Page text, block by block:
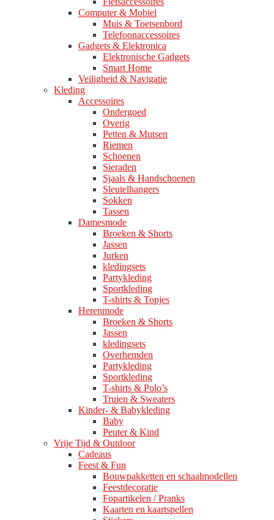
Computer & Mobiel
Muis & Toetsenbord
Telefoonaccessoires
Gadgets & Elektronica
Elektronische Gadgets
Smart Home
Veiligheid & Navigatie
Kleding
Accessoires
Ondergoed
Overig
Petten & Mutsen
Riemen
Schoenen
Sieraden
Sjaals & Handschoenen
Sleutelhangers
Sokken
Tassen
Damesmode
Broeken & Shorts
Jassen
Jurken
kledingsets
Partykleding
Sportkleding
T-shirts & Topjes
Herenmode
Broeken & Shorts
Jassen
kledingsets
Overhemden
Partykleding
Sportkleding
T-shirts & Polo’s
Truien & Sweaters
Kinder- & Babykleding
Baby
Peuter & Kind
Vrije Tijd & Outdoor
Cadeaus
Feest & Fun
Bouwpakketten en schaalmodellen
Feestdecoratie
Fopartikelen / Pranks
Kaarten en kaartspellen